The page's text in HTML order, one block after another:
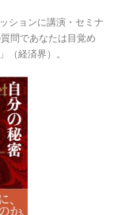
ションに講演・セミナ
問であなたは目覚め
経済界）。